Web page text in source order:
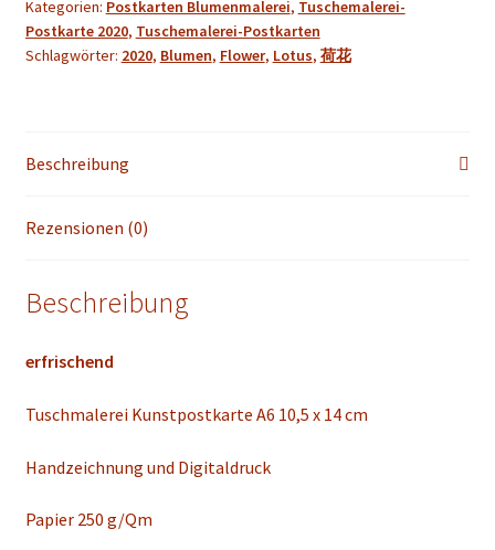
Menge
Kategorien: Postkarten Blumenmalerei, Tuschemalerei-
Postkarte 2020, Tuschemalerei-Postkarten
Schlagwörter: 2020, Blumen, Flower, Lotus, 荷花
Beschreibung
Rezensionen (0)
Beschreibung
erfrischend
Tuschmalerei Kunstpostkarte A6 10,5 x 14 cm
Handzeichnung und Digitaldruck
Papier 250 g/Qm